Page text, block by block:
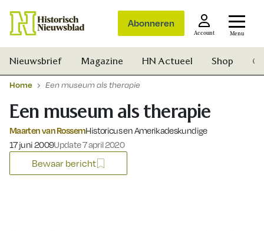
Abonneren
Account Menu
Nieuwsbrief Magazine HN Actueel Shop
Home Een museum als therapie
Een museum als therapie
Maarten van RossemHistoricus en Amerikadeskundige
Gepubliceerd op:
17 juni 2009Update 7 april 2020
Bewaar bericht